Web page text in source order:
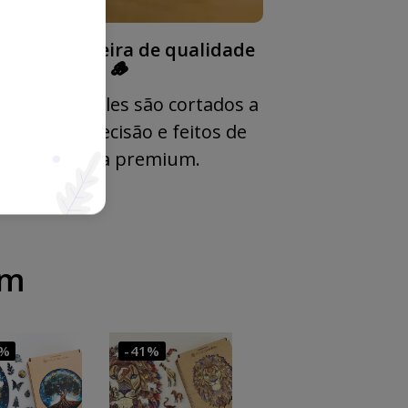
de madeira de qualidade
🪵
os puzzles são cortados a
laser com precisão e feitos de
madeira premium.
-41%